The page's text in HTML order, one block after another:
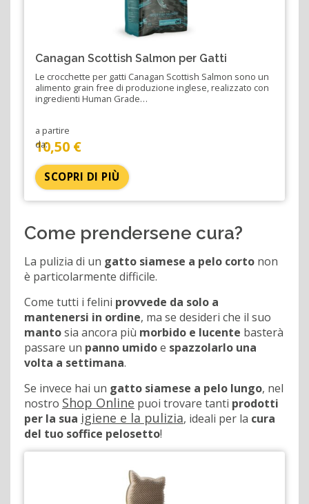
Canagan Scottish Salmon per Gatti
Le crocchette per gatti Canagan Scottish Salmon sono un
alimento grain free di produzione inglese, realizzato con
ingredienti Human Grade…
a partire
da:
10,50 €
SCOPRI DI PIÙ
Come prendersene cura?
La pulizia di un gatto siamese a pelo corto non
è particolarmente difficile.
Come tutti i felini provvede da solo a
mantenersi in ordine, ma se desideri che il suo
mantosia ancora più morbido e lucente basterà
passare un panno umidoe spazzolarlo una
volta a settimana.
Se invece hai un gatto siamese a pelo lungo, nel
nostro Shop Online puoi trovare tanti prodotti
per la sua igiene e la pulizia, ideali per la cura
del tuo soffice pelosetto!